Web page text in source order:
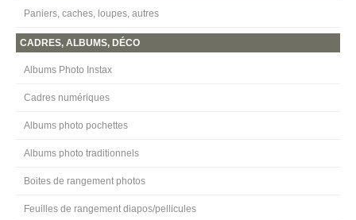
Paniers, caches, loupes, autres
CADRES, ALBUMS, DÉCO
Albums Photo Instax
Cadres numériques
Albums photo pochettes
Albums photo traditionnels
Boites de rangement photos
Feuilles de rangement diapos/pellicules